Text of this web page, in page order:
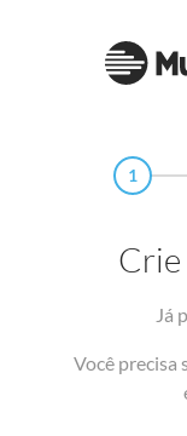
1
Crie
Já
Você precisa